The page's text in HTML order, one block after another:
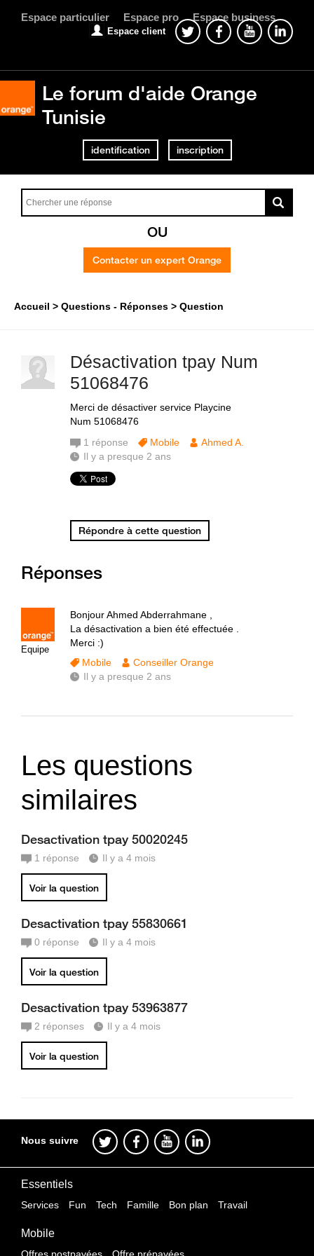
Espace particulier Espace pro Espace business
Espace client
Le forum d'aide Orange
Tunisie
identification inscription
OU
Contacter un expert Orange
Accueil Questions - Réponses Question
Désactivation tpay Num
51068476
Merci de désactiver service Playcine
Num 51068476
1 réponse Mobile
Ahmed A.
Il y a presque 2 ans
Répondre à cette question
Réponses
Equipe
Bonjour Ahmed Abderrahmane ,
La désactivation a bien été effectuée .
Merci :)
Mobile
Conseiller Orange
Il y a presque 2 ans
Les questions
similaires
Desactivation tpay 50020245
1 réponse Il y a 4 mois
Voir la question
Desactivation tpay 55830661
0 réponse Il y a 4 mois
Voir la question
Desactivation tpay 53963877
2 réponses Il y a 4 mois
Voir la question
Nous suivre
Essentiels
Services Fun Tech Famille Bon plan Travail
Mobile